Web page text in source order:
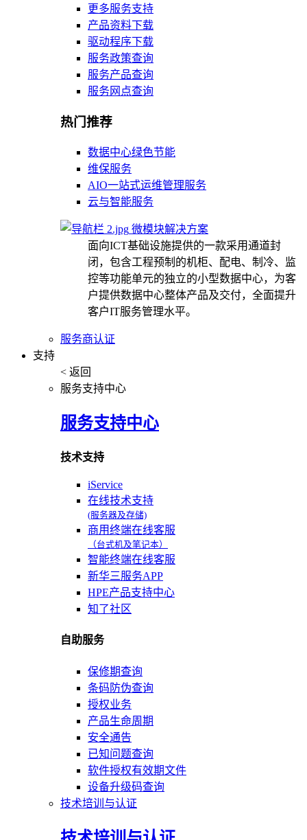
更多服务支持
产品资料下载
驱动程序下载
服务政策查询
服务产品查询
服务网点查询
热门推荐
数据中心绿色节能
维保服务
AIO一站式运维管理服务
云与智能服务
微模块解决方案
面向ICT基础设施提供的一款采用通道封
闭，包含工程预制的机柜、配电、制冷、监
控等功能单元的独立的小型数据中心，为客
户提供数据中心整体产品及交付，全面提升
客户IT服务管理水平。
服务商认证
支持
< 返回
服务支持中心
服务支持中心
技术支持
iService
在线技术支持
(服务器及存储)
商用终端在线客服
（台式机及笔记本）
智能终端在线客服
新华三服务APP
HPE产品支持中心
知了社区
自助服务
保修期查询
条码防伪查询
授权业务
产品生命周期
安全通告
已知问题查询
软件授权有效期文件
设备升级码查询
技术培训与认证